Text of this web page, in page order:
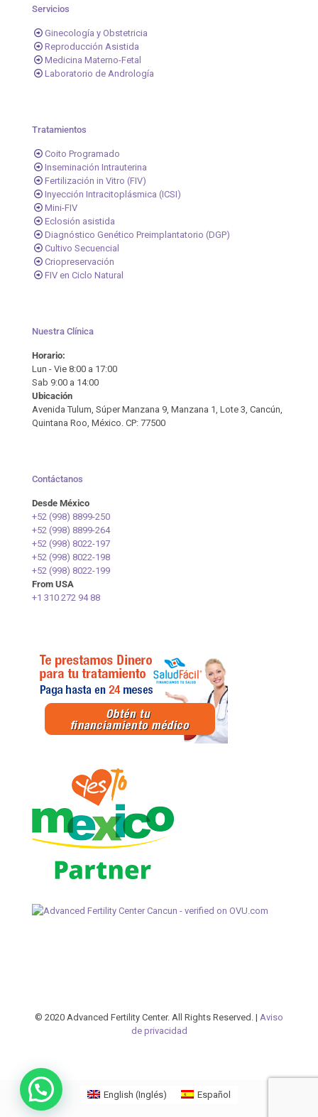
Servicios
Ginecología y Obstetricia
Reproducción Asistida
Medicina Materno-Fetal
Laboratorio de Andrología
Tratamientos
Coito Programado
Inseminación Intrauterina
Fertilización in Vitro (FIV)
Inyección Intracitoplásmica (ICSI)
Mini-FIV
Eclosión asistida
Diagnóstico Genético Preimplantatorio (DGP)
Cultivo Secuencial
Criopreservación
FIV en Ciclo Natural
Nuestra Clínica
Horario:
Lun - Vie 8:00 a 17:00
Sab 9:00 a 14:00
Ubicación
Avenida Tulum, Súper Manzana 9, Manzana 1, Lote 3, Cancún,
Quintana Roo, México. CP: 77500
Contáctanos
Desde México
+52 (998) 8899-250
+52 (998) 8899-264
+52 (998) 8022-197
+52 (998) 8022-198
+52 (998) 8022-199
From USA
+1 310 272 94 88
© 2020 Advanced Fertility Center. All Rights Reserved. | Aviso
de privacidad
English (Inglés) Español